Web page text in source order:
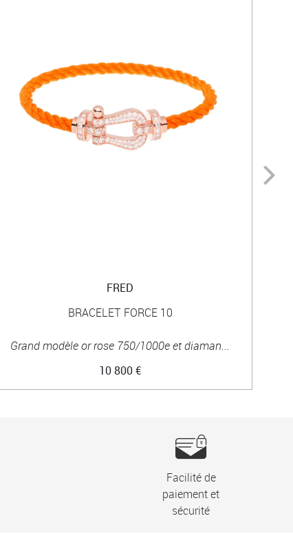
FRED
BRACELET FORCE 10
Grand modèle or rose 750/1000e et diaman...
10 800 €
Facilité de
paiement et
sécurité